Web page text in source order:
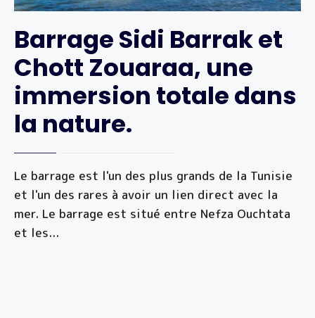
Barrage Sidi Barrak et
Chott Zouaraa, une
immersion totale dans
la nature.
Le barrage est l'un des plus grands de la Tunisie
et l'un des rares à avoir un lien direct avec la
mer. Le barrage est situé entre Nefza Ouchtata
et les...